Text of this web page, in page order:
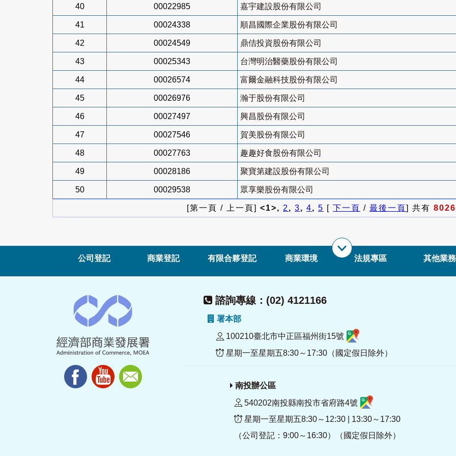
40 00022985 嘉宇建設股份有限公司
41 00024338 順昌國際企業股份有限公司
42 00024549 鼎佶投資股份有限公司
43 00025343 台灣明治醫藥股份有限公司
44 00026574 富爾金融科技股份有限公司
45 00026976 瀚于股份有限公司
46 00027497 興昌股份有限公司
47 00027546 賀美股份有限公司
48 00027763 趣趣好食股份有限公司
49 00028186 聚寶第建設股份有限公司
50 00029538 眾享樂股份有限公司
[第一頁 / 上一頁] <1>, 2, 3, 4, 5 [ 下一頁 / 最後一頁] 共有 8026
公司登記 商業登記 有限合夥登記 商業環境 法規專區 其他業務
諮詢專線：(02) 4121166
署本部
100210臺北市中正區福州街15號
星期一至星期五8:30～17:30（國定假日除外）
南投辦公區
540202南投縣南投市省府路4號
星期一至星期五8:30～12:30 | 13:30～17:30
（公司登記：9:00～16:30）（國定假日除外）